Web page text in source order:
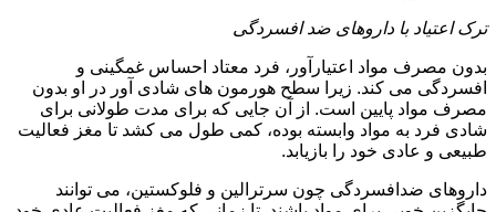
ترک اعتیاد با داروهای ضد افسردگی
بدون مصرف مواد اعتیارآور، فرد معتاد احساس غمگینی و
افسردگی می کند. زیرا سطح هورمون های شادی آور در او بدون
مصرف مواد پایین است. از آن جایی که برای مدت طولانی برای
شادی فرد به مواد وابسته بوده، کمی طول می کشد تا مغز فعالیت
طبیعی و عادی خود را بازیابد.
داروهای ضدافسردگی چون سرترالین و فلوکستین، می توانند